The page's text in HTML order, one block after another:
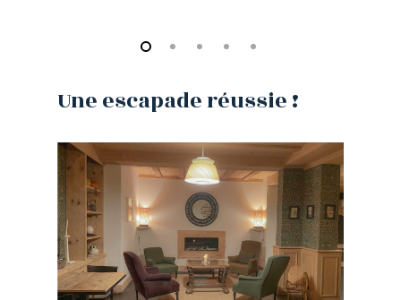
Uneescapaderéussie!